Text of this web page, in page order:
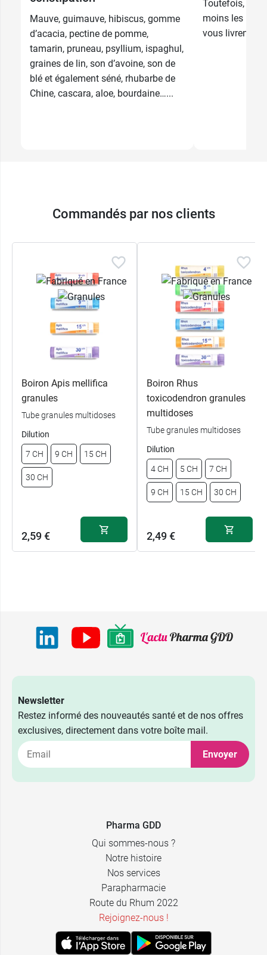
Mauve, guimauve, hibiscus, gomme
d’acacia, pectine de pomme,
tamarin, pruneau, psyllium, ispaghul,
graines de lin, son d’avoine, son de
blé et également séné, rhubarbe de
Chine, cascara, aloe, bourdaine…...
Toutefois, elle
moins les
vous livrent
Commandés par nos clients
Boiron Apis mellifica
granules
Tube granules multidoses
Dilution
7 CH 9 CH 15 CH
30 CH
2,59 €
7 CH 2,59 €
9 CH
15 CH 2,59 €
Boiron Rhus
toxicodendron granules
multidoses
Tube granules multidoses
Dilution
4 CH 5 CH 7 CH
9 CH 15 CH 30 CH
2,49 €
7 CH 2,49 €
2,49 €
15 CH 2,49 €
Newsletter
Restez informé des nouveautés santé et de nos offres
exclusives, directement dans votre boîte mail.
Envoyer
Pharma GDD
Qui sommes-nous ?
Notre histoire
Nos services
Parapharmacie
Route du Rhum 2022
Rejoignez-nous !